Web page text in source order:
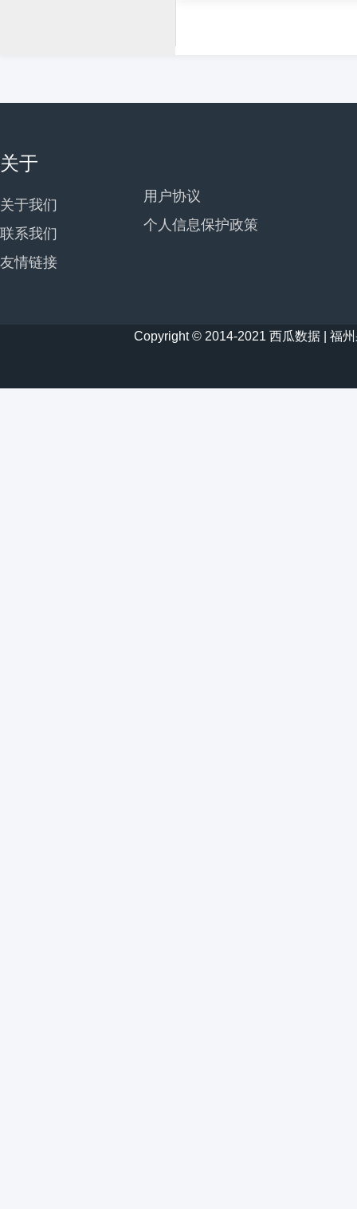
关于
关于我们
联系我们
友情链接
用户协议
个人信息保护政策
Copyright © 2014-2021 西瓜数据 | 福